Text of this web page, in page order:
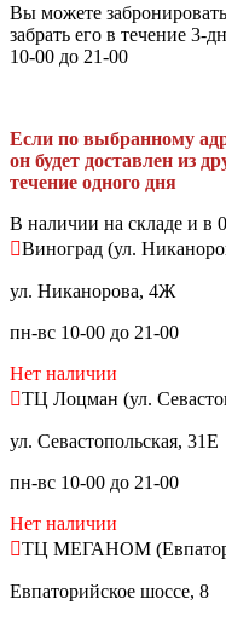
Вы можете
забрать его в течение
10-00 до 21-00
Если по выбранному
он будет доставлен из
течение одного дня
В наличии на складе и в
Виноград (ул.
ул. Никанорова, 4Ж
пн-вс 10-00 до 21-00
Нет наличии
ТЦ Лоцман (ул.
ул. Севастопольская, 31Е
пн-вс 10-00 до 21-00
Нет наличии
ТЦ МЕГАНОМ
Евпаторийское шоссе, 8